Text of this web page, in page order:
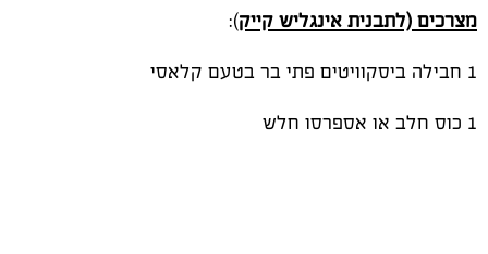
מצרכים (לתבנית אינגליש קייק):
1 חבילה ביסקוויטים פתי בר בטעם קלאסי
1 כוס חלב או אספרסו חלש